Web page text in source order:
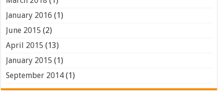
January 2016 (1)
June 2015 (2)
April 2015 (13)
January 2015 (1)
September 2014 (1)